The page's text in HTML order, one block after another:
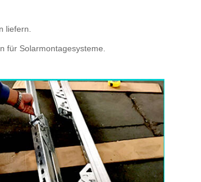
liefern.
für Solarmontagesysteme.